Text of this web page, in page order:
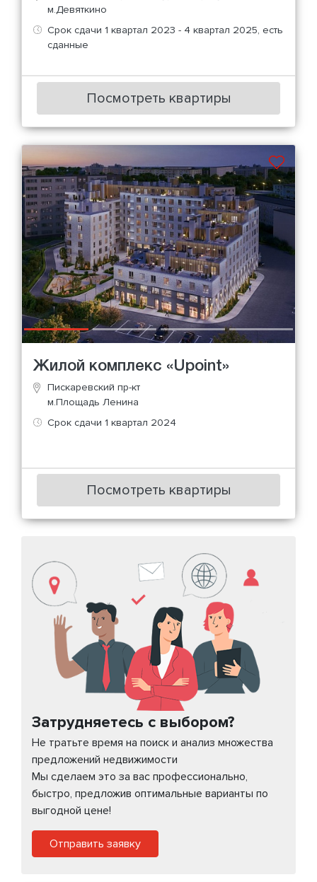
м.Девяткино
Срок сдачи 1 квартал 2023 - 4 квартал 2025, есть
сданные
Посмотреть квартиры
Жилой комплекс «Upoint»
Пискаревский пр-кт
м.Площадь Ленина
Срок сдачи 1 квартал 2024
Посмотреть квартиры
Затрудняетесь с выбором?
Не тратьте время на поиск и анализ множества
предложений недвижимости
Мы сделаем это за вас профессионально,
быстро, предложив оптимальные варианты по
выгодной цене!
Отправить заявку